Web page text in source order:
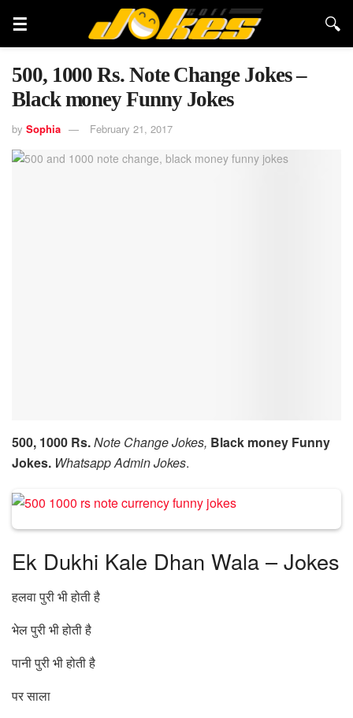
500, 1000 Rs. Note Change Jokes –
Black money Funny Jokes
by Sophia February 21, 2017
500, 1000 Rs.Note Change Jokes, Black money Funny
Jokes. Whatsapp Admin Jokes.
Ek Dukhi Kale Dhan Wala – Jokes
हलवा पुरी भी होती है
भेल पुरी भी होती है
पानी पुरी भी होती है
पर साला